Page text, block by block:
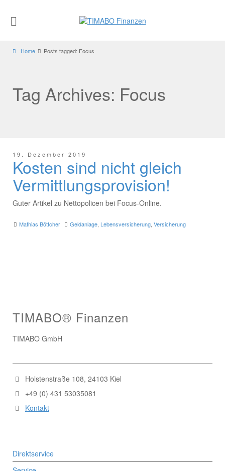
Home Posts tagged: Focus
Tag Archives: Focus
19. Dezember 2019
Kosten sind nicht gleich
Vermittlungsprovision!
Guter Artikel zu Nettopolicen bei Focus-Online.
Mathias Böttcher Geldanlage Lebensversicherung ,Versicherung
TIMABO® Finanzen
TIMABO GmbH
Holstenstraße 108, 24103 Kiel
+49 (0) 431 53035081
Kontakt
Direktservice